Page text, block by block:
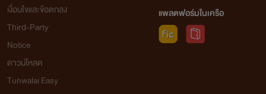
เงื่อนไขและข้อตกลง
Third-Party
Notice
ดาวน์โหลด
Tunwalai Easy
แพลตฟอร์มในเครือ